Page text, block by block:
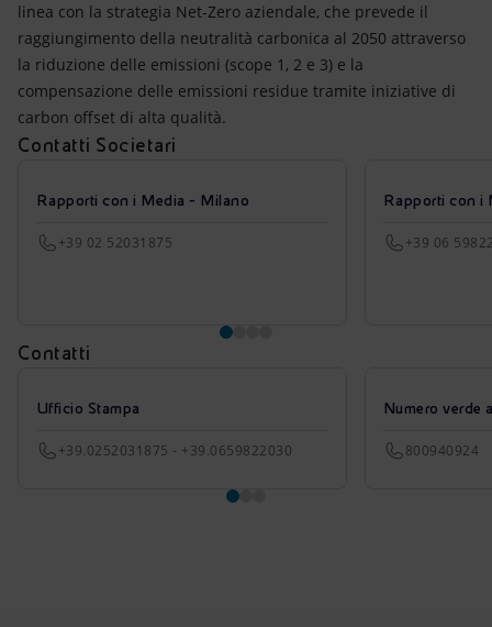
linea con la strategia Net-Zero aziendale, che prevede il
raggiungimento della neutralità carbonica al 2050 attraverso
la riduzione delle emissioni (scope 1, 2 e 3) e la
compensazione delle emissioni residue tramite iniziative di
carbon offset di alta qualità.
Contatti Societari
Rapporti con i Media - Milano
+39 02 52031875
Rapporti con i
+39 06
Contatti
Ufficio Stampa
+39.0252031875 - +39.0659822030
Numero verde
800940924